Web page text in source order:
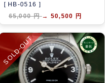
[ HB-0516 ]
65,000 円→ 50,500 円
SOLD-OUT